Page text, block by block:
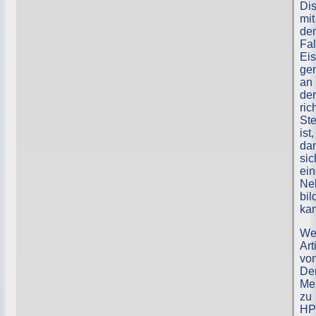
mit
an
der
ist,
zu